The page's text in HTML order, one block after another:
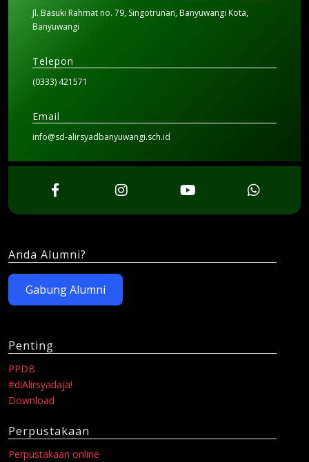
Jl. Basuki Rahmat no. 79, Singotrunan, Banyuwangi Kota,
Banyuwangi
Telepon
(0333) 421571
Email
info@sd-alirsyadbanyuwangi.sch.id
Anda Alumni?
Gabung Alumni
Penting
PPDB
#diAlirsyadaja!
Download
Perpustakaan
Perpustakaan online